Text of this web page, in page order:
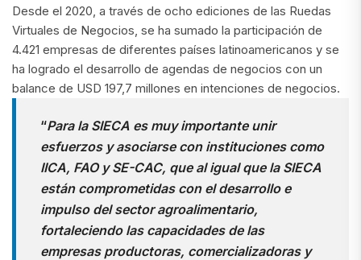
Desde el 2020, a través de ocho ediciones de las Ruedas
Virtuales de Negocios, se ha sumado la participación de
4.421 empresas de diferentes países latinoamericanos y se
ha logrado el desarrollo de agendas de negocios con un
balance de USD 197,7 millones en intenciones de negocios.
“Para la SIECA es muy importante unir
esfuerzos y asociarse con instituciones como
IICA, FAO y SE-CAC, que al igual que la SIECA
están comprometidas con el desarrollo e
impulso del sector agroalimentario,
fortaleciendo las capacidades de las
empresas productoras, comercializadoras y